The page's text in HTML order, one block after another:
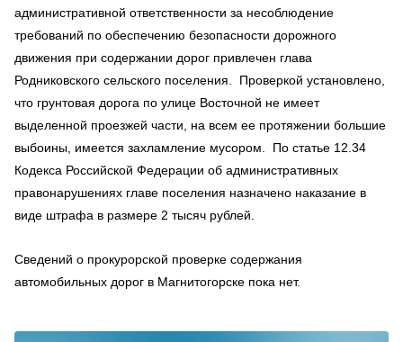
административной ответственности за несоблюдение
требований по обеспечению безопасности дорожного
движения при содержании дорог привлечен глава
Родниковского сельского поселения. Проверкой установлено,
что грунтовая дорога по улице Восточной не имеет
выделенной проезжей части, на всем ее протяжении большие
выбоины, имеется захламление мусором. По статье 12.34
Кодекса Российской Федерации об административных
правонарушениях главе поселения назначено наказание в
виде штрафа в размере 2 тысяч рублей.
Сведений о прокурорской проверке содержания
автомобильных дорог в Магнитогорске пока нет.